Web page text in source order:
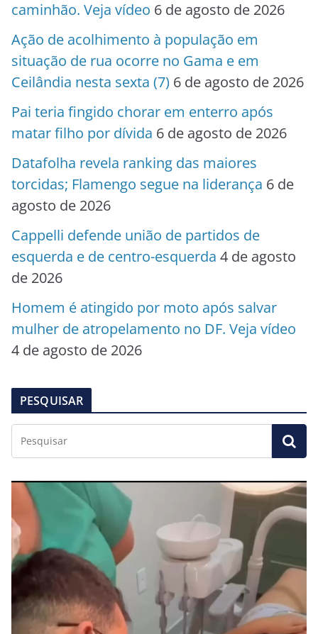
caminhão. Veja vídeo 6 de agosto de 2026
Ação de acolhimento à população em
situação de rua ocorre no Gama e em
Ceilândia nesta sexta (7) 6 de agosto de 2026
Pai teria fingido chorar em enterro após
matar filho por dívida 6 de agosto de 2026
Datafolha revela ranking das maiores
torcidas; Flamengo segue na liderança 6 de
agosto de 2026
Cappelli defende união de partidos de
esquerda e de centro-esquerda 4 de agosto
de 2026
Homem é atingido por moto após salvar
mulher de atropelamento no DF. Veja vídeo
4 de agosto de 2026
PESQUISAR